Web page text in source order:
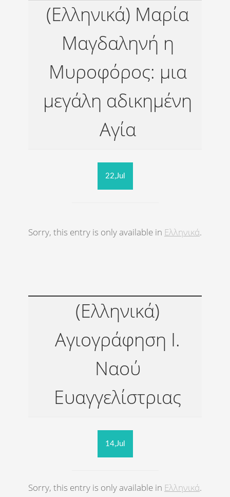
(Ελληνικά) Μαρία
Μαγδαληνή η
Μυροφόρος: μια
μεγάλη αδικημένη
Αγία
22,Jul
Sorry, this entry is only available in Ελληνικά.
(Ελληνικά)
Αγιογράφηση Ι.
Ναού
Ευαγγελίστριας
14,Jul
Sorry, this entry is only available in Ελληνικά.